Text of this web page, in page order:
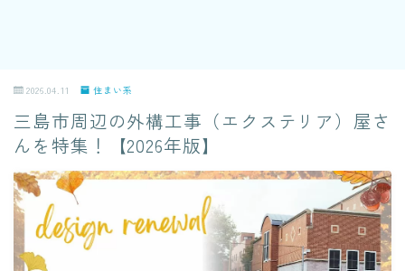
2026.04.11 住まい系
三島市周辺の外構工事（エクステリア）屋さ
んを特集！【2026年版】